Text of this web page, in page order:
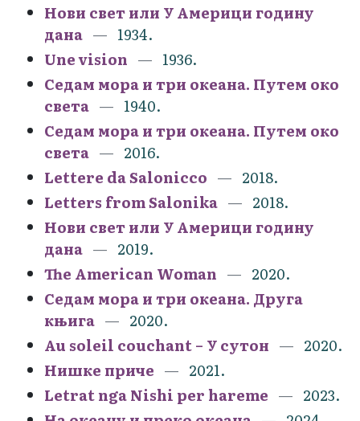
Нови свет или У Америци годину
дана
1934.
Une vision
1936.
Седам мора и три океана. Путем око
света
1940.
Седам мора и три океана. Путем око
света
2016.
Lettere da Salonicco
2018.
Letters from Salonika
2018.
Нови свет или У Америци годину
дана
2019.
The American Woman
2020.
Седам мора и три океана. Друга
књига
2020.
Au soleil couchant – У сутон
2020.
Нишке приче
2021.
Letrat nga Nishi per hareme
2023.